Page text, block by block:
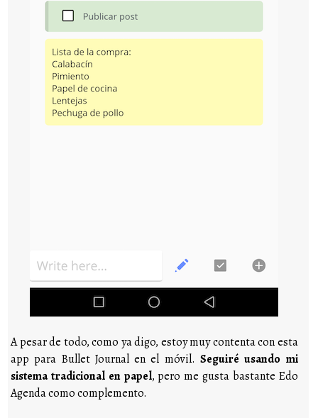
A pesar de todo, como ya digo, estoy muy contenta con esta
app para Bullet Journal en el móvil.Seguiré usando mi
sistema tradicional en papel, pero me gusta bastante Edo
Agenda como complemento.